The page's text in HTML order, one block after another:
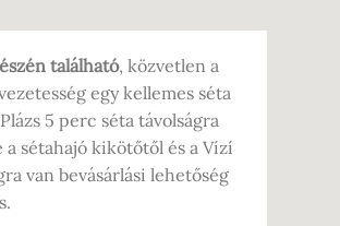
található, közvetlen a
egy kellemes séta
5 perc séta távolságra
sétahajó kikötőtől és a Vízí
van bevásárlási lehetőség